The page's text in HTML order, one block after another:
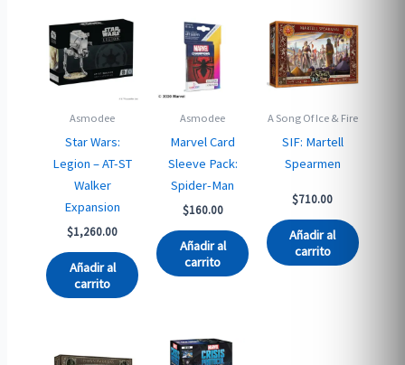
Asmodee
Star Wars:
Legion – AT-ST
Walker
Expansion
$1,260.00
Añadir al
carrito
Asmodee
Marvel Card
Sleeve Pack:
Spider-Man
$160.00
Añadir al
carrito
A Song Of Ice & Fire
SIF: Martell
Spearmen
$710.00
Añadir al
carrito